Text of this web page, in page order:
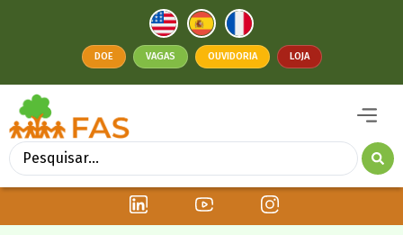
DOE VAGAS OUVIDORIA LOJA